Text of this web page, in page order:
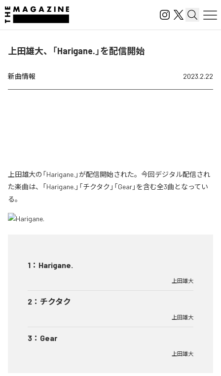
上田雄大、「Harigane.」を配信開始
新曲情報 2023.2.22
上田雄大の「Harigane.」が配信開始された。今回デジタル配信され
た楽曲は、「Harigane.」「チクタク」「Gear」を含む全3曲となってい
る。
1 ： Harigane.
上田雄大
2 ： チクタク
上田雄大
3 ： Gear
上田雄大